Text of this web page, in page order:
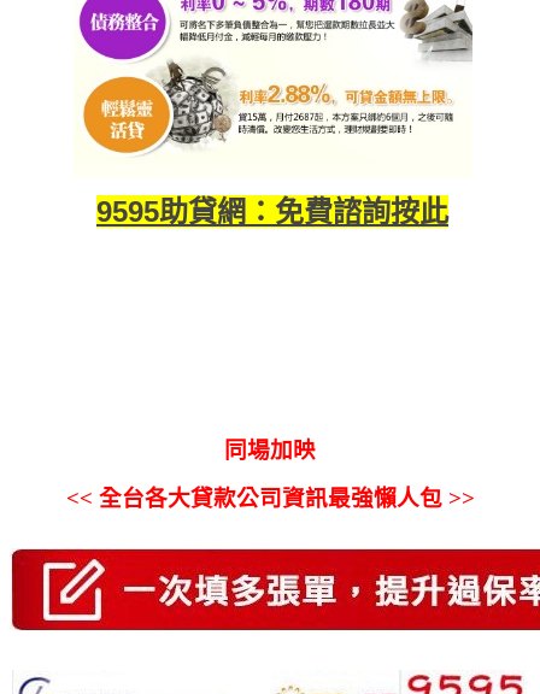
9595助貸網：免費諮詢按此
同場加映
<< 全台各大貸款公司資訊最強懶人包 >>